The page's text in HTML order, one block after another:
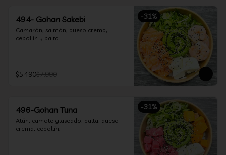
-31%
494- Gohan Sakebi
Camarón, salmón, queso crema,
cebollín y palta.
$5.490$7.990
-31%
496-Gohan Tuna
Atún, camote glaseado, palta, queso
crema, cebollín.